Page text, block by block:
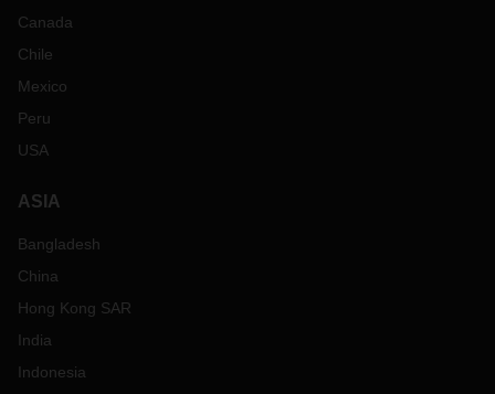
Canada
Chile
Mexico
Peru
USA
ASIA
Bangladesh
China
Hong Kong SAR
India
Indonesia